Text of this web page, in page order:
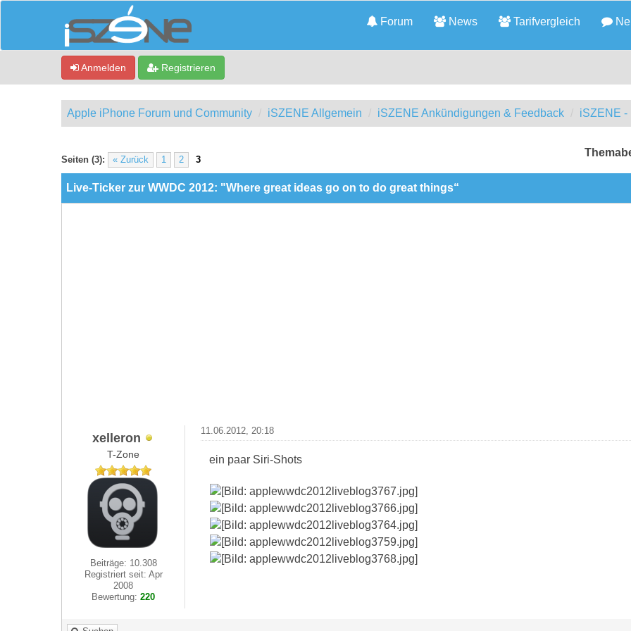
Forum News Tarifvergleich
Anmelden Registrieren
Apple iPhone Forum und Community iSZENE Allgemein iSZENE Ankündigungen & Feedback iSZENE -
Seiten (3): « Zurück 1 2 3
- 3.86 im Durchschnitt
Live-Ticker zur WWDC 2012: "Where great ideas go on to do great things“
xelleron
T-Zone
Beiträge: 10.308
Registriert seit: Apr
2008
Bewertung:220
11.06.2012, 20:18
ein paar Siri-Shots